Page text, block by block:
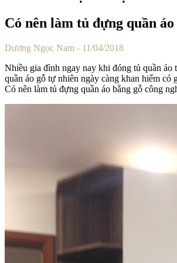
Có nên làm tủ đựng quần
Dương Ngọc Nam - 11/04/2018
Nhiều gia đình ngay nay khi đóng tủ quần áo
quần áo gỗ tự nhiên ngày càng khan hiếm
Có nên làm tủ đựng quần áo bằng gỗ công